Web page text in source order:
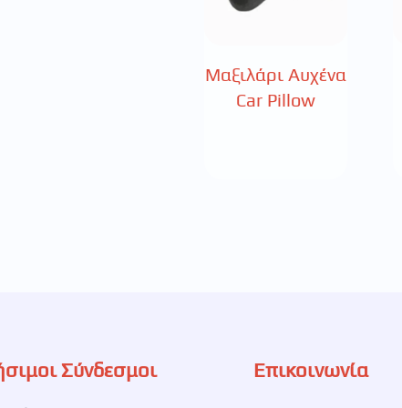
Μαξιλάρι Αυχένα
Car Pillow
Σύνδεσμοι Επικοινωνία